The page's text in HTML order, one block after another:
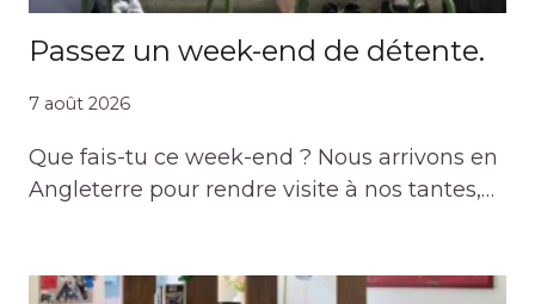
Passez un week-end de détente.
7 août 2026
Que fais-tu ce week-end ? Nous arrivons en
Angleterre pour rendre visite à nos tantes,…